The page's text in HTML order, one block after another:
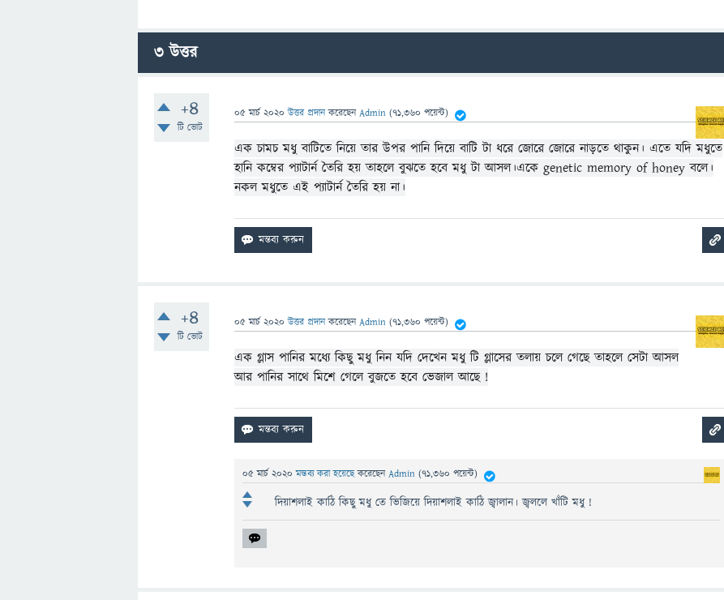
3উত্তর
+4
টি ভোট
05 মার্চ 2020 উত্তর প্রদান করেছেনAdmin (71,360 পয়েন্ট)
এক চামচ মধু বাটিতে নিয়ে তার উপর পানি দিয়ে বাটি টা ধরে জোরে জোরে নাড়তে থাকুন। এতে যদি মধুতে
হানি কম্বের প্যাটার্ন তৈরি হয় তাহলে বুঝতে হবে মধু টা আসল।একে genetic memory of honey বলে।
নকল মধুতে এই প্যাটার্ন তৈরি হয় না।
+4
টি ভোট
05 মার্চ 2020 উত্তর প্রদান করেছেনAdmin (71,360 পয়েন্ট)
এক গ্লাস পানির মধ্যে কিছু মধু নিন যদি দেখেন মধু টি গ্লাসের তলায় চলে গেছে তাহলে সেটা আসল
আর পানির সাথে মিশে গেলে বুজতে হবে ভেজাল আছে !
05 মার্চ 2020 মন্তব্য করা হয়েছেকরেছেনAdmin (71,360 পয়েন্ট)
দিয়াশলাই কাঠি কিছু মধু তে ভিজিয়ে দিয়াশলাই কাঠি জ্বালান। জ্বললে খাঁটি মধু !